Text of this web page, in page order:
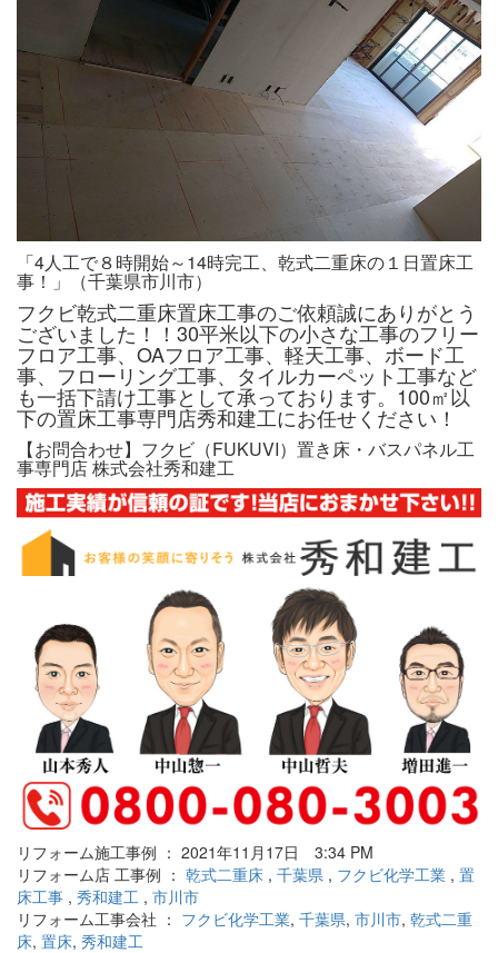
「4人工で８時開始～14時完工、乾式二重床の１日置床工
事！」（千葉県市川市）
フクビ乾式二重床置床工事のご依頼誠にありがとう
ございました！！30平米以下の小さな工事のフリー
フロア工事、OAフロア工事、軽天工事、ボード工
事、フローリング工事、タイルカーペット工事など
も一括下請け工事として承っております。100㎡以
下の置床工事専門店秀和建工にお任せください！
【お問合わせ】フクビ（FUKUVI）置き床・バスパネル工
事専門店 株式会社秀和建工
リフォーム施工事例 ： 2021年11月17日 3:34 PM
リフォーム店 工事例 ： 乾式二重床 , 千葉県 , フクビ化学工業 , 置
床工事 , 秀和建工 , 市川市
リフォーム工事会社 ： フクビ化学工業, 千葉県, 市川市, 乾式二重
床, 置床, 秀和建工